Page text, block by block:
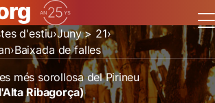
d'estiu Juny > 21
Baixada de falles
més sorollosa del Pirineu
Ribagorça)